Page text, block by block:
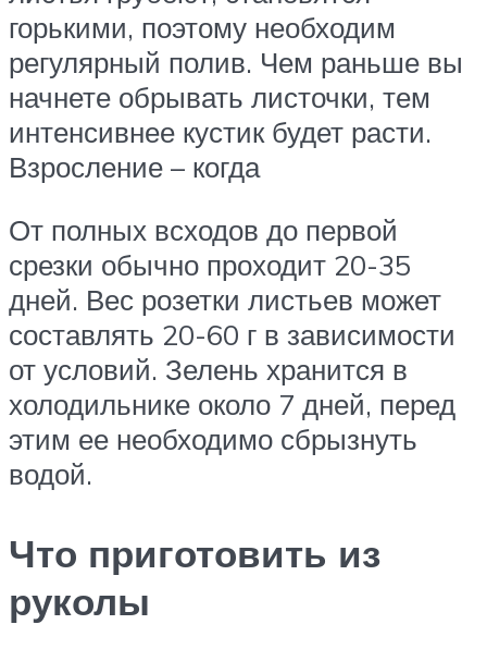
горькими, поэтому необходим
регулярный полив. Чем раньше вы
начнете обрывать листочки, тем
интенсивнее кустик будет расти.
Взросление – когда
От полных всходов до первой
срезки обычно проходит 20-35
дней. Вес розетки листьев может
составлять 20-60 г в зависимости
от условий. Зелень хранится в
холодильнике около 7 дней, перед
этим ее необходимо сбрызнуть
водой.
Что приготовить из
руколы